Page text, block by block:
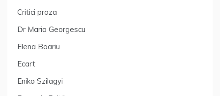
Critici proza
Dr Maria Georgescu
Elena Boariu
Ecart
Eniko Szilagyi